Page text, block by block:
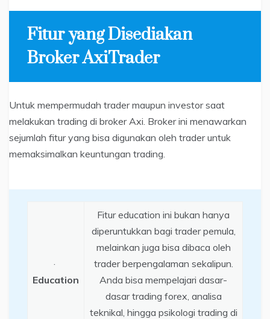
Fitur yang Disediakan
Broker AxiTrader
Untuk mempermudah trader maupun investor saat
melakukan trading di broker Axi. Broker ini menawarkan
sejumlah fitur yang bisa digunakan oleh trader untuk
memaksimalkan keuntungan trading.
·
Education
Fitur education ini bukan hanya
diperuntukkan bagi trader pemula,
melainkan juga bisa dibaca oleh
trader berpengalaman sekalipun.
Anda bisa mempelajari dasar-
dasar trading forex, analisa
teknikal, hingga psikologi trading di